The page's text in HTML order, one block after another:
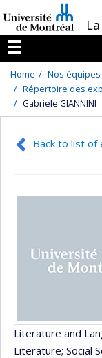
au
contenu
/
Menu
Home
Nos
Répertoire des
Gabriele GIANNINI
Back to list of
Literature and
Literature; Social